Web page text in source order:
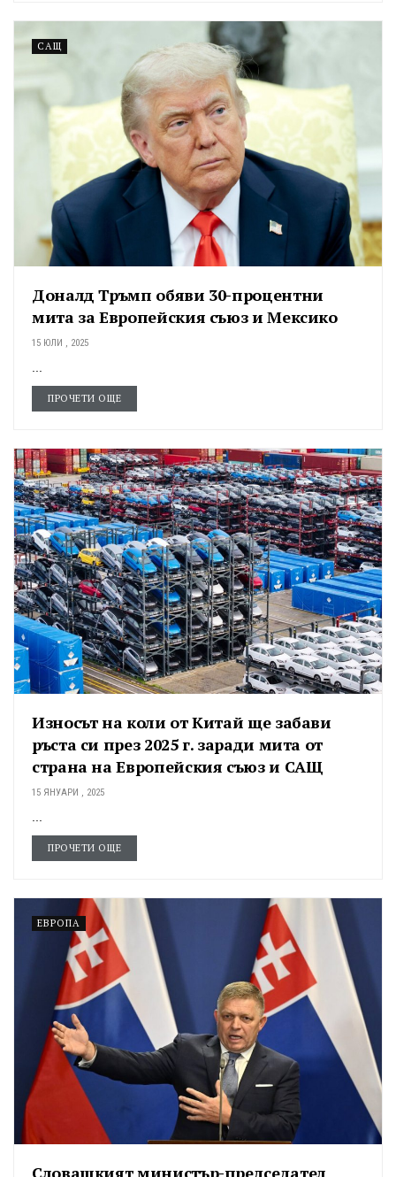
САЩ
Доналд Тръмп обяви 30-процентни
мита за Европейския съюз и Мексико
15 ЮЛИ , 2025
ПРОЧЕТИ ОЩЕ
Износът на коли от Китай ще забави
ръста си през 2025 г. заради мита от
страна на Европейския съюз и САЩ
15 ЯНУАРИ , 2025
...
ПРОЧЕТИ ОЩЕ
ЕВРОПА
Словашкият министър-председател